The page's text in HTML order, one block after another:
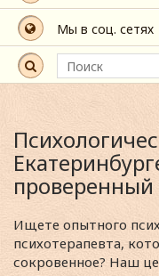
Мы в соц. сетях
Ищете опытного
психотерапевта,
сокровенное? Наш